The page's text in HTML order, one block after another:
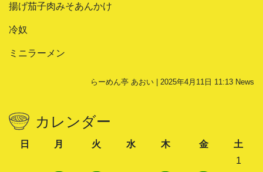
揚げ茄子肉みそあんかけ
冷奴
ミニラーメン
らーめん亭 あおい | 2025年4月11日 11:13 News
カレンダー
日 月 火 水 木 金
土
1